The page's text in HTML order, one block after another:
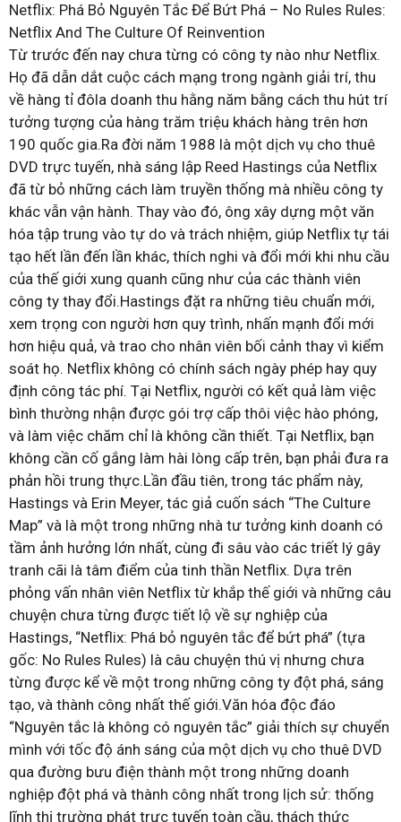
Netflix: Phá Bỏ Nguyên Tắc Để Bứt Phá – No Rules Rules:
Netflix And The Culture Of Reinvention
Từ trước đến nay chưa từng có công ty nào như Netflix.
Họ đã dẫn dắt cuộc cách mạng trong ngành giải trí, thu
về hàng tỉ đôla doanh thu hằng năm bằng cách thu hút trí
tưởng tượng của hàng trăm triệu khách hàng trên hơn
190 quốc gia.Ra đời năm 1988 là một dịch vụ cho thuê
DVD trực tuyến, nhà sáng lập Reed Hastings của Netflix
đã từ bỏ những cách làm truyền thống mà nhiều công ty
khác vẫn vận hành. Thay vào đó, ông xây dựng một văn
hóa tập trung vào tự do và trách nhiệm, giúp Netflix tự tái
tạo hết lần đến lần khác, thích nghi và đổi mới khi nhu cầu
của thế giới xung quanh cũng như của các thành viên
công ty thay đổi.Hastings đặt ra những tiêu chuẩn mới,
xem trọng con người hơn quy trình, nhấn mạnh đổi mới
hơn hiệu quả, và trao cho nhân viên bối cảnh thay vì kiểm
soát họ. Netflix không có chính sách ngày phép hay quy
định công tác phí. Tại Netflix, người có kết quả làm việc
bình thường nhận được gói trợ cấp thôi việc hào phóng,
và làm việc chăm chỉ là không cần thiết. Tại Netflix, bạn
không cần cố gắng làm hài lòng cấp trên, bạn phải đưa ra
phản hồi trung thực.Lần đầu tiên, trong tác phẩm này,
Hastings và Erin Meyer, tác giả cuốn sách “The Culture
Map” và là một trong những nhà tư tưởng kinh doanh có
tầm ảnh hưởng lớn nhất, cùng đi sâu vào các triết lý gây
tranh cãi là tâm điểm của tinh thần Netflix. Dựa trên
phỏng vấn nhân viên Netflix từ khắp thế giới và những câu
chuyện chưa từng được tiết lộ về sự nghiệp của
Hastings, “Netflix: Phá bỏ nguyên tắc để bứt phá” (tựa
gốc: No Rules Rules) là câu chuyện thú vị nhưng chưa
từng được kể về một trong những công ty đột phá, sáng
tạo, và thành công nhất thế giới.Văn hóa độc đáo
“Nguyên tắc là không có nguyên tắc” giải thích sự chuyển
mình với tốc độ ánh sáng của một dịch vụ cho thuê DVD
qua đường bưu điện thành một trong những doanh
nghiệp đột phá và thành công nhất trong lịch sử: thống
lĩnh thị trường phát trực tuyến toàn cầu, thách thức